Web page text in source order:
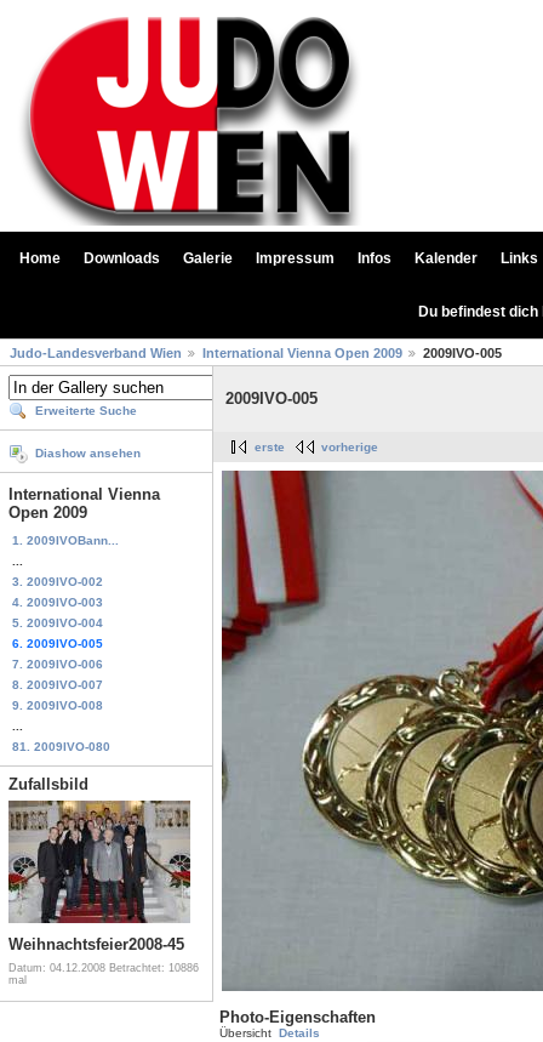
Home Downloads Galerie Impressum Infos Kalender Links
Du befindest
Judo-Landesverband Wien International Vienna Open 2009 2009IVO-005
Erweiterte Suche
Diashow ansehen
International Vienna
Open 2009
1. 2009IVOBann...
3. 2009IVO-002
4. 2009IVO-003
5. 2009IVO-004
6. 2009IVO-005
7. 2009IVO-006
8. 2009IVO-007
9. 2009IVO-008
81. 2009IVO-080
Zufallsbild
Weihnachtsfeier2008-45
Datum: 04.12.2008 Betrachtet: 10886
mal
2009IVO-005
erste vorherige
Photo-Eigenschaften
Übersicht Details